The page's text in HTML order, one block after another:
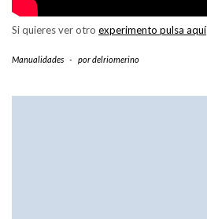
Si quieres ver otro experimento pulsa aquí
Manualidades - pordelriomerino